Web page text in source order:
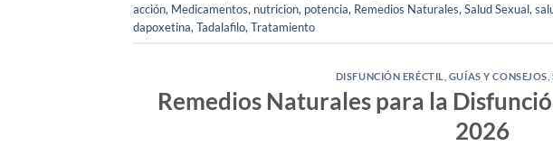
acción, Medicamentos, nutricion, potencia, Remedios Naturales, Salud Sexual,
dapoxetina, Tadalafilo, Tratamiento
DISFUNCIÓN ERÉCTIL GUÍAS Y CONSEJOS ,
Remedios Naturales para la
2026